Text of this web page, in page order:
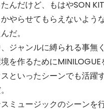
んだけど、もはやSON
かやらせてもらえないよう
だ。
ジャンルに縛られる事無
を作るために
といったシーンでも活躍
ミュージックのシーンを